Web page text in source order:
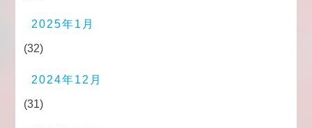
2025年1月
(32)
2024年12月
(31)